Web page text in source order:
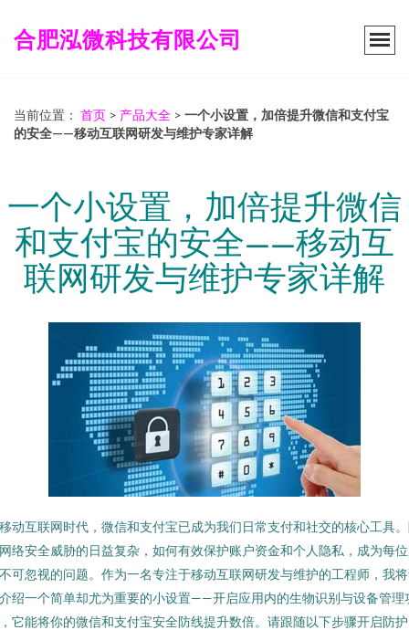
合肥泓微科技有限公司
当前位置： 首页 > 产品大全 > 一个小设置，加倍提升微信和支付宝
的安全——移动互联网研发与维护专家详解
一个小设置，加倍提升微信
和支付宝的安全——移动互
联网研发与维护专家详解
动互联网时代，微信和支付宝已成为我们日常支付和社交的核心工具
络安全威胁的日益复杂，如何有效保护账户资金和个人隐私，成为每
可忽视的问题。作为一名专注于移动互联网研发与维护的工程师，我
绍一个简单却尤为重要的小设置——开启应用内的生物识别与设备管理
它能将你的微信和支付宝安全防线提升数倍。请跟随以下步骤开启防